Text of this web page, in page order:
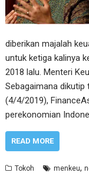
diberikan majalah
untuk ketiga kalinya
2018 lalu. Menteri
Sebagaimana
(4/4/2019),
perekonomian
READ MORE
Tokoh menkeu,